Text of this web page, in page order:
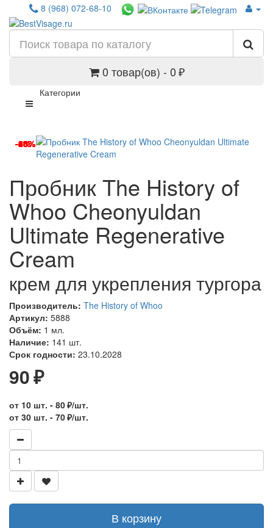
8 (968) 072-68-10
0 товар(ов) - 0 ₽
Категории
Пробник The History of
Whoo Cheonyuldan
Ultimate Regenerative
Cream
крем для укрепления тургора
Производитель: The History of Whoo
Артикул: 5888
Объём: 1 мл.
Наличие: 141 шт.
Срок годности: 23.10.2028
90 ₽
от 10 шт. - 80 ₽/шт.
от 30 шт. - 70 ₽/шт.
В корзину
-6%
-25%
-40%
-8%
-40%
-18%